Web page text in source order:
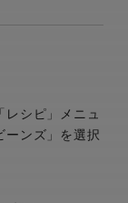
シピ」メニュ
ンズ」を選択